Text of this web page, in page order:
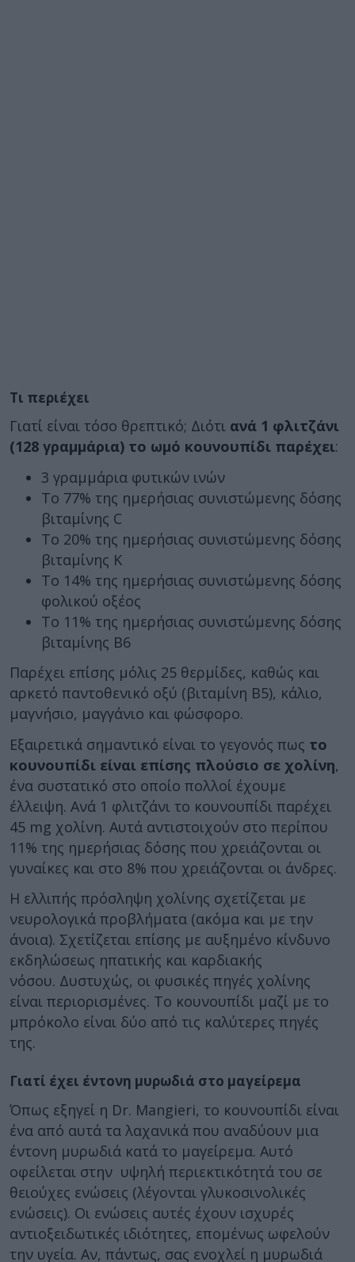
Τι περιέχει
Γιατί είναι τόσο θρεπτικό; Διότι ανά 1 φλιτζάνι
(128 γραμμάρια) το ωμό κουνουπίδι παρέχει:
3 γραμμάρια φυτικών ινών
Το 77% της ημερήσιας συνιστώμενης δόσης
βιταμίνης C
Το 20% της ημερήσιας συνιστώμενης δόσης
βιταμίνης Κ
Το 14% της ημερήσιας συνιστώμενης δόσης
φολικού οξέος
Το 11% της ημερήσιας συνιστώμενης δόσης
βιταμίνης Β6
Παρέχει επίσης μόλις 25 θερμίδες, καθώς και
αρκετό παντοθενικό οξύ (βιταμίνη Β5), κάλιο,
μαγνήσιο, μαγγάνιο και φώσφορο.
Εξαιρετικά σημαντικό είναι το γεγονός πως το
κουνουπίδι είναι επίσης πλούσιο σε χολίνη,
ένα συστατικό στο οποίο πολλοί έχουμε
έλλειψη. Ανά 1 φλιτζάνι το κουνουπίδι παρέχει
45 mg χολίνη. Αυτά αντιστοιχούν στο περίπου
11% της ημερήσιας δόσης που χρειάζονται οι
γυναίκες και στο 8% που χρειάζονται οι άνδρες.
Η ελλιπής πρόσληψη χολίνης σχετίζεται με
νευρολογικά προβλήματα (ακόμα και με την
άνοια). Σχετίζεται επίσης με αυξημένο κίνδυνο
εκδηλώσεως ηπατικής και καρδιακής
νόσου. Δυστυχώς, οι φυσικές πηγές χολίνης
είναι περιορισμένες. Το κουνουπίδι μαζί με το
μπρόκολο είναι δύο από τις καλύτερες πηγές
της.
Γιατί έχει έντονη μυρωδιά στο μαγείρεμα
Όπως εξηγεί η Dr. Mangieri, το κουνουπίδι είναι
ένα από αυτά τα λαχανικά που αναδύουν μια
έντονη μυρωδιά κατά το μαγείρεμα. Αυτό
οφείλεται στην υψηλή περιεκτικότητά του σε
θειούχες ενώσεις (λέγονται γλυκοσινολικές
ενώσεις). Οι ενώσεις αυτές έχουν ισχυρές
αντιοξειδωτικές ιδιότητες, επομένως ωφελούν
την υγεία. Αν, πάντως, σας ενοχλεί η μυρωδιά